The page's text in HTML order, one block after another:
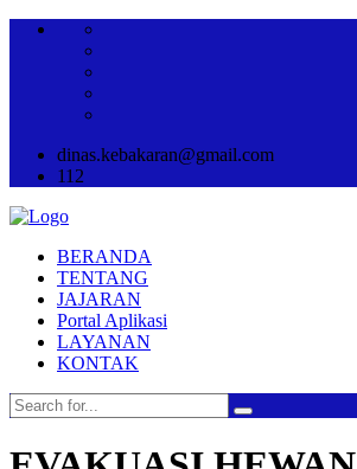
dinas.kebakaran@gmail.com
112
BERANDA
TENTANG
JAJARAN
Portal Aplikasi
LAYANAN
KONTAK